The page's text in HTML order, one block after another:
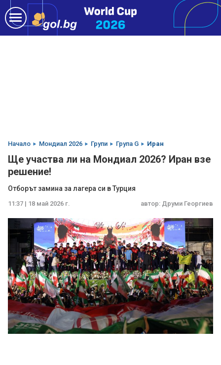
Начало Мондиал 2026 Групи Група G Иран
Ще участва ли на Мондиал 2026? Иран взе
решение!
Отборът замина за лагера си в Турция
11:37 | 18 май 2026 г. автор: Друми Георгиев